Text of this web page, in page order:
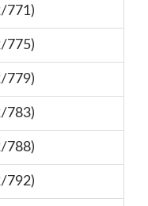
771)
775)
779)
783)
788)
792)